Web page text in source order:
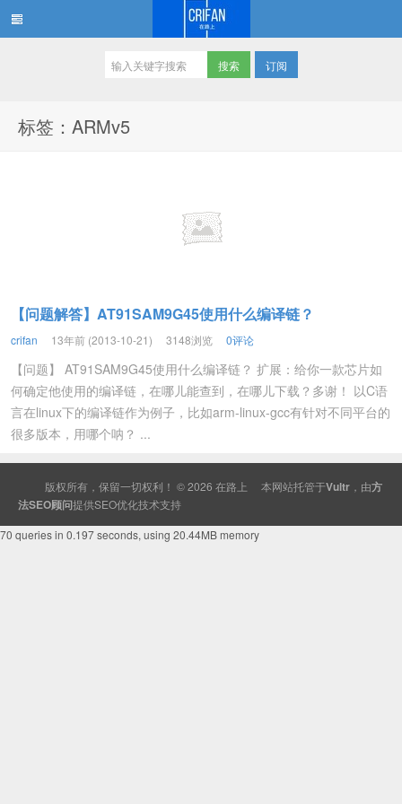
订阅
标签：ARMv5
【问题解答】AT91SAM9G45使用什么编译链？
crifan 13年前 (2013-10-21) 3148浏览 0评论
【问题】 AT91SAM9G45使用什么编译链？ 扩展：给你一款芯片如
何确定他使用的编译链，在哪儿能查到，在哪儿下载？多谢！ 以C语
言在linux下的编译链作为例子，比如arm-linux-gcc有针对不同平台的
很多版本，用哪个呐？ ...
版权所有，保留一切权利！ © 2026 在路上 本网站托管于Vultr ，由方
法SEO顾问提供SEO优化技术支持
70 queries in 0.197 seconds, using 20.44MB memory